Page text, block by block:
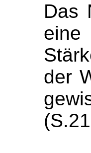
Das
der